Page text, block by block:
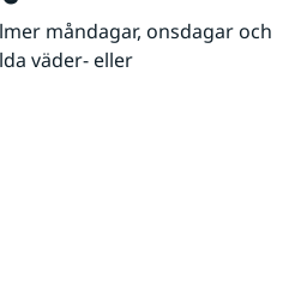
måndagar, onsdagar och
väder- eller